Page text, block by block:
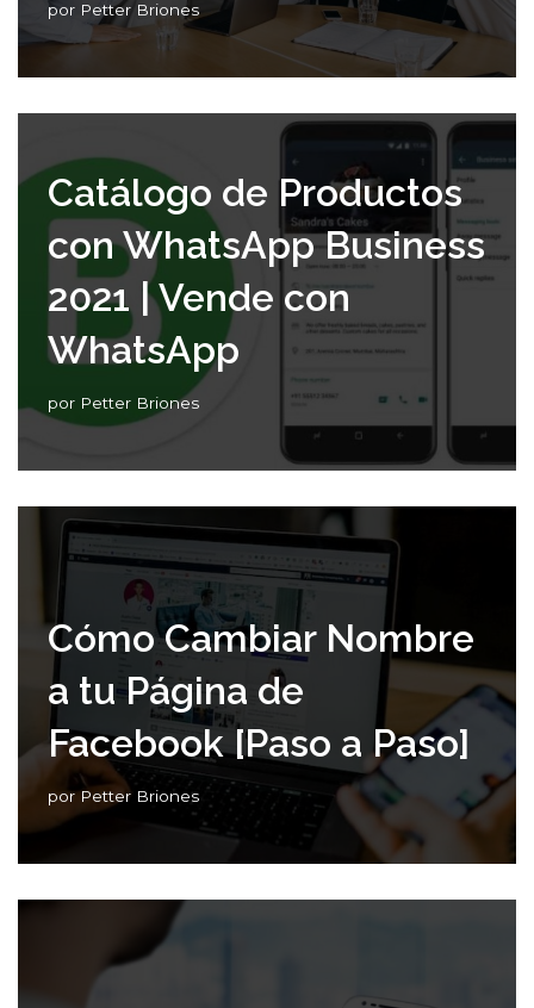
por Petter Briones
Catálogo de Productos
con WhatsApp Business
2021 | Vende con
WhatsApp
por Petter Briones
Cómo Cambiar Nombre
a tu Página de
Facebook [Paso a Paso]
porPetter Briones